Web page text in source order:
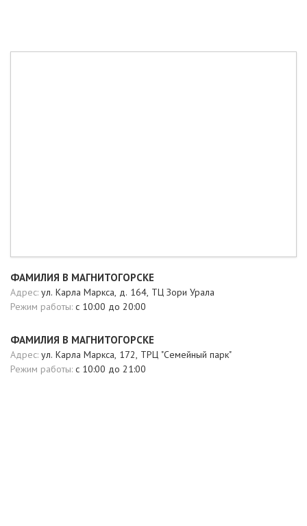
ФАМИЛИЯ В МАГНИТОГОРСКЕ
Адрес: ул. Карла Маркса, д. 164, ТЦ Зори Урала
Режим работы: c 10:00 до 20:00
ФАМИЛИЯ В МАГНИТОГОРСКЕ
Адрес: ул. Карла Маркса, 172, ТРЦ "Семейный парк"
Режим работы: с 10:00 до 21:00